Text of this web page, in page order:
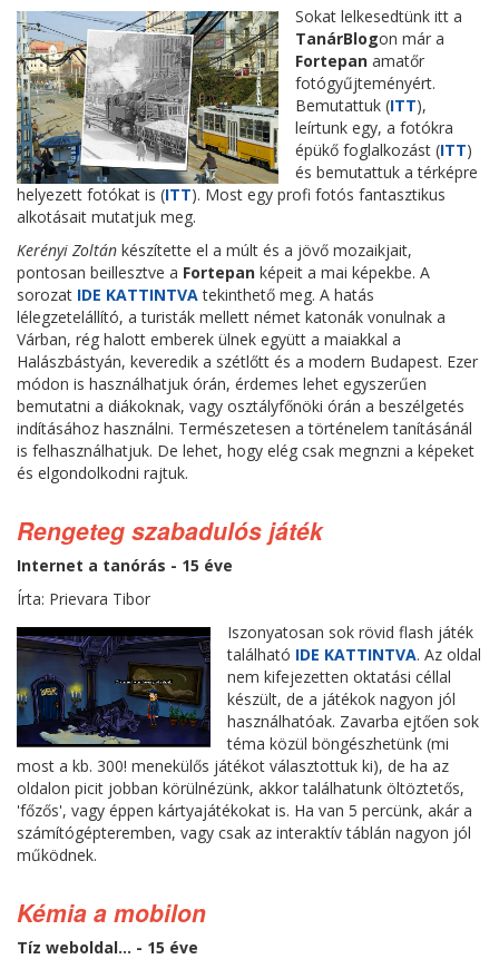
Sokat lelkesedtünk itt a
TanárBlogon már a
Fortepanamatőr
fotógyűjteményért.
Bemutattuk (ITT),
leírtunk egy, a fotókra
épükő foglalkozást (ITT)
és bemutattuk a térképre
helyezett fotókat is (ITT). Most egy profi fotós fantasztikus
alkotásait mutatjuk meg.
Kerényi Zoltán készítette el a múlt és a jövő mozaikjait,
pontosan beillesztve a Fortepan képeit a mai képekbe. A
sorozat IDE KATTINTVAtekinthető meg. A hatás
lélegzetelállító, a turisták mellett német katonák vonulnak a
Várban, rég halott emberek ülnek együtt a maiakkal a
Halászbástyán, keveredik a szétlőtt és a modern Budapest. Ezer
módon is használhatjuk órán, érdemes lehet egyszerűen
bemutatni a diákoknak, vagy osztályfőnöki órán a beszélgetés
indításához használni. Természetesen a történelem tanításánál
is felhasználhatjuk. De lehet, hogy elég csak megnzni a képeket
és elgondolkodni rajtuk.
Rengeteg szabadulós játék
Internet a tanórás - 15 éve
Írta: Prievara Tibor
Iszonyatosan sok rövid flash játék
található IDE KATTINTVA. Az oldal
nem kifejezetten oktatási céllal
készült, de a játékok nagyon jól
használhatóak. Zavarba ejtően sok
téma közül böngészhetünk (mi
most a kb. 300! menekülős játékot választottuk ki), de ha az
oldalon picit jobban körülnézünk, akkor találhatunk öltöztetős,
'főzős', vagy éppen kártyajátékokat is. Ha van 5 percünk, akár a
számítógépteremben, vagy csak az interaktív táblán nagyon jól
működnek.
Kémia a mobilon
Tíz weboldal... - 15 éve